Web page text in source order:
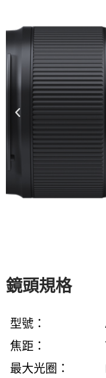
鏡頭規格
型號：
焦距：
最大光圈：